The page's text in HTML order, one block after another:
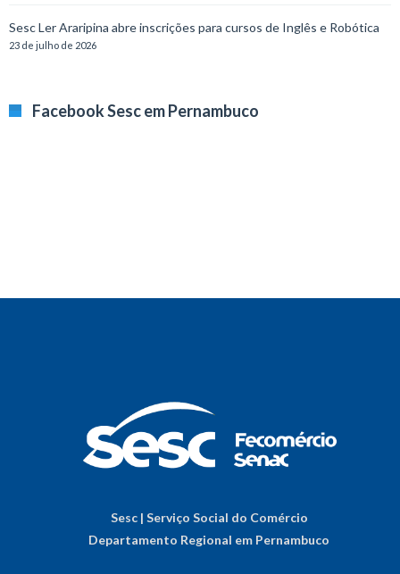
Sesc Ler Araripina abre inscrições para cursos de Inglês e Robótica
23 de julho de 2026
Facebook Sesc em Pernambuco
Sesc | Serviço Social do Comércio
Departamento Regional em Pernambuco